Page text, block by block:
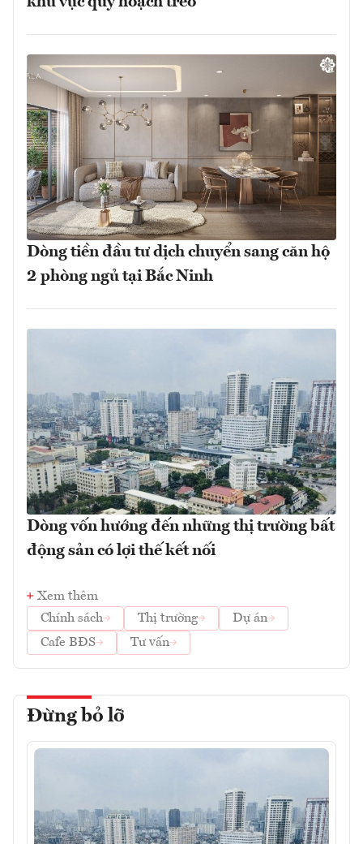
Dòng tiền đầu tư dịch chuyển sang căn hộ
2 phòng ngủ tại Bắc Ninh
Dòng vốn hướng đến những thị trường bất
động sản có lợi thế kết nối
Xem thêm
Chính sách
Thị trường
Dự án
Cafe BĐS
Tư vấn
Đừng bỏ lỡ